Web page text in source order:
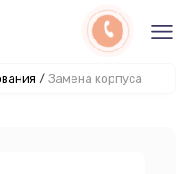
/ Замена корпуса